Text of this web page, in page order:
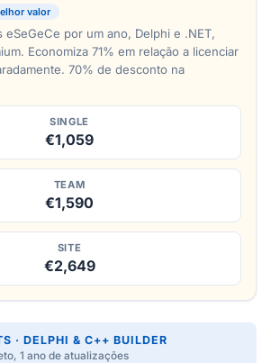
valor
por um ano, Delphi e .NET,
Economiza 71% em relação a licenciar
70% de desconto na
SINGLE
€1,059
TEAM
€1,590
SITE
€2,649
· DELPHI & C++ BUILDER
1 ano de atualizações